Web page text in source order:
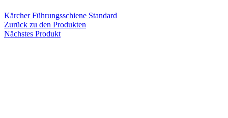
Kärcher Führungsschiene Standard
Zurück zu den Produkten
Nächstes Produkt